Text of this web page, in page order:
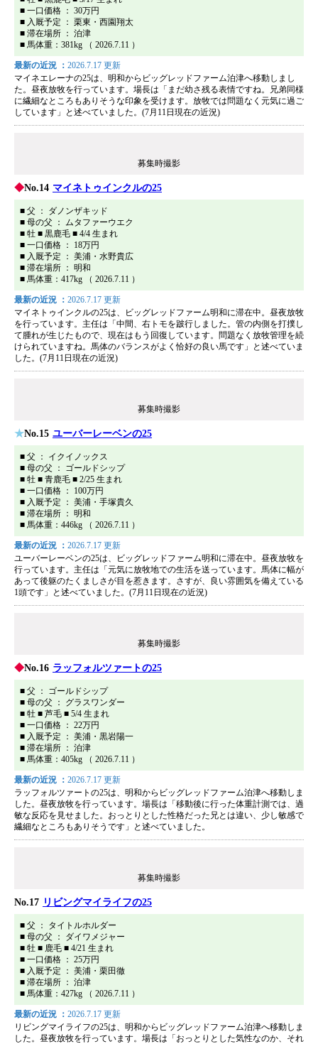
■ 一口価格 ： 30万円
■ 入厩予定 ： 栗東・西園翔太
■ 滞在場所 ： 泊津
■ 馬体重：381kg （ 2026.7.11 ）
最新の近況 ： 2026.7.17 更新
マイネエレーナの25は、明和からビッグレッドファーム泊津へ移動しまし
た。昼夜放牧を行っています。場長は「まだ幼さ残る表情ですね。兄弟同様
に繊細なところもありそうな印象を受けます。放牧では問題なく元気に過ご
しています」と述べていました。(7月11日現在の近況)
募集時撮影
No.14 マイネトゥインクルの25
■ 父 ： ダノンザキッド
■ 母の父 ： ムタファーウエク
■ 牡 ■ 黒鹿毛 ■ 4/4 生まれ
■ 一口価格 ： 18万円
■ 入厩予定 ： 美浦・水野貴広
■ 滞在場所 ： 明和
■ 馬体重：417kg （ 2026.7.11 ）
最新の近況 ： 2026.7.17 更新
マイネトゥインクルの25は、ビッグレッドファーム明和に滞在中。昼夜放牧
を行っています。主任は「中間、右トモを跛行しました。管の内側を打撲し
て腫れが生じたもので、現在はもう回復しています。問題なく放牧管理を続
けられていますね。馬体のバランスがよく恰好の良い馬です」と述べていま
した。(7月11日現在の近況)
募集時撮影
No.15 ユーバーレーベンの25
■ 父 ： イクイノックス
■ 母の父 ： ゴールドシップ
■ 牡 ■ 青鹿毛 ■ 2/25 生まれ
■ 一口価格 ： 100万円
■ 入厩予定 ： 美浦・手塚貴久
■ 滞在場所 ： 明和
■ 馬体重：446kg （ 2026.7.11 ）
最新の近況 ： 2026.7.17 更新
ユーバーレーベンの25は、ビッグレッドファーム明和に滞在中。昼夜放牧を
行っています。主任は「元気に放牧地での生活を送っています。馬体に幅が
あって後躯のたくましさが目を惹きます。さすが、良い雰囲気を備えている
1頭です」と述べていました。(7月11日現在の近況)
募集時撮影
No.16 ラッフォルツァートの25
■ 父 ： ゴールドシップ
■ 母の父 ： グラスワンダー
■ 牡 ■ 芦毛 ■ 5/4 生まれ
■ 一口価格 ： 22万円
■ 入厩予定 ： 美浦・黒岩陽一
■ 滞在場所 ： 泊津
■ 馬体重：405kg （ 2026.7.11 ）
最新の近況 ： 2026.7.17 更新
ラッフォルツァートの25は、明和からビッグレッドファーム泊津へ移動しま
した。昼夜放牧を行っています。場長は「移動後に行った体重計測では、過
敏な反応を見せました。おっとりとした性格だった兄とは違い、少し敏感で
繊細なところもありそうです」と述べていました。
募集時撮影
No.17 リビングマイライフの25
■ 父 ： タイトルホルダー
■ 母の父 ： ダイワメジャー
■ 牡 ■ 鹿毛 ■ 4/21 生まれ
■ 一口価格 ： 25万円
■ 入厩予定 ： 美浦・栗田徹
■ 滞在場所 ： 泊津
■ 馬体重：427kg （ 2026.7.11 ）
最新の近況 ： 2026.7.17 更新
リビングマイライフの25は、明和からビッグレッドファーム泊津へ移動しま
した。昼夜放牧を行っています。場長は「おっとりとした気性なのか、それ